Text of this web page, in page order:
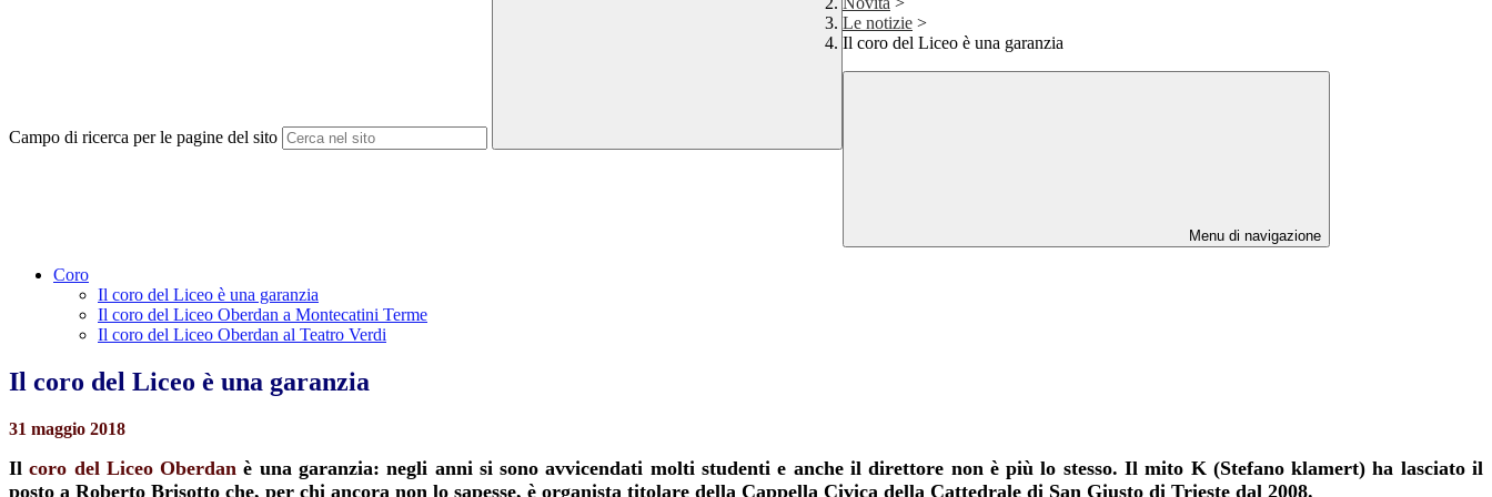
Campo di ricerca per le pagine del sito
Le notizie >
Il coro del Liceo è una garanzia
Menu di navigazione
Coro
Il coro del Liceo è una garanzia
Il coro del Liceo Oberdan a Montecatini Terme
Il coro del Liceo Oberdan al Teatro Verdi
Il coro del Liceo è una garanzia
31 maggio 2018
Ilcoro del Liceo Oberdan è una garanzia: negli anni si sono avvicendati molti studenti e anche il direttore non è più lo stesso. Il mito K (Stefano klamert) ha lasciato il
posto a Roberto Brisotto che, per chi ancora non lo sapesse, è organista titolare della Cappella Civica della Cattedrale di San Giusto di Trieste dal 2008.